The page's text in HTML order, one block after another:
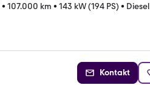
• 107.000 km • 143 kW (194 PS) • Diesel
Kontakt